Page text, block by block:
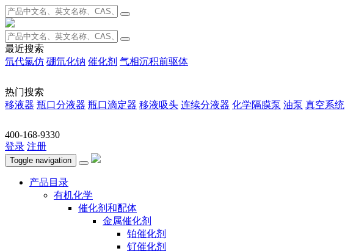
最近搜索
氘代氯仿 硼氘化钠 催化剂 气相沉积前驱体
热门搜索
移液器 瓶口分液器 瓶口滴定器 移液吸头 连续分液器 化学隔膜泵 油泵 真空系统
400-168-9330
登录 注册
Toggle navigation
产品目录
有机化学
催化剂和配体
金属催化剂
铂催化剂
钌催化剂